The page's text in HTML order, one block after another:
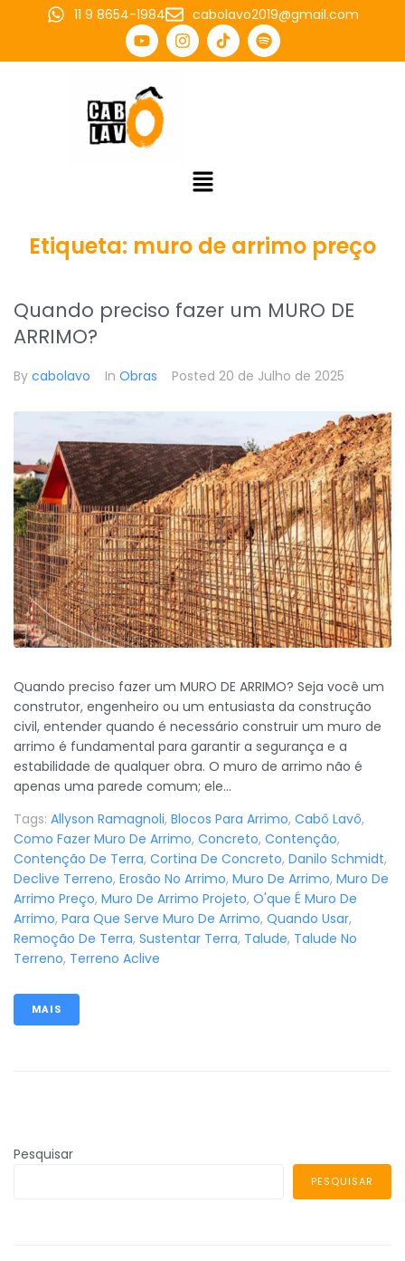
11 9 8654-1984 cabolavo2019@gmail.com
Etiqueta: muro de arrimo preço
Quando preciso fazer um MURO DE
ARRIMO?
By cabolavo In Obras Posted 20 de Julho de 2025
Quando preciso fazer um MURO DE ARRIMO? Seja você um
construtor, engenheiro ou um entusiasta da construção
civil, entender quando é necessário construir um muro de
arrimo é fundamental para garantir a segurança e a
estabilidade de qualquer obra. O muro de arrimo não é
apenas uma parede comum; ele...
Tags: Allyson Ramagnoli, Blocos Para Arrimo, Cabô Lavô,
Como Fazer Muro De Arrimo, Concreto, Contenção,
Contenção De Terra, Cortina De Concreto, Danilo Schmidt,
Declive Terreno, Erosão No Arrimo, Muro De Arrimo, Muro De
Arrimo Preço, Muro De Arrimo Projeto, O'que É Muro De
Arrimo, Para Que Serve Muro De Arrimo, Quando Usar,
Remoção De Terra, Sustentar Terra, Talude, Talude No
Terreno, Terreno Aclive
MAIS
Pesquisar
PESQUISAR